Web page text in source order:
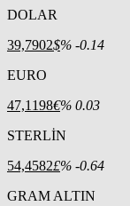
DOLAR
39,7902$% -0.14
EURO
47,1198€% 0.03
STERLİN
54,4582£% -0.64
GRAM ALTIN